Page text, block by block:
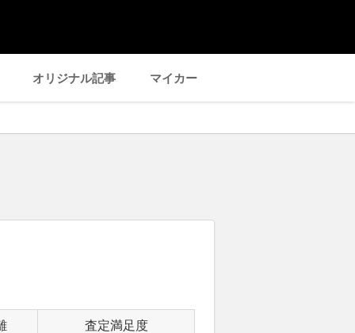
オリジナル記事 マイカー
査定満足度